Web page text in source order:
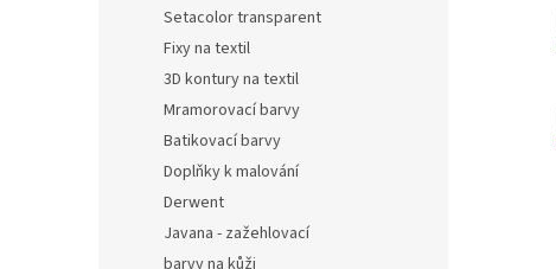
Setacolor transparent
Fixy na textil
3D kontury na textil
Mramorovací barvy
Batikovací barvy
Doplňky k malování
Derwent
Javana - zažehlovací
barvy na kůži